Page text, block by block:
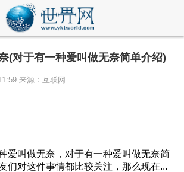
(对于有一种爱叫做无奈简单介绍)
来源：互联网
爱叫做无奈，对于有一种爱叫做无奈简
们对这件事情都比较关注，那么现在...